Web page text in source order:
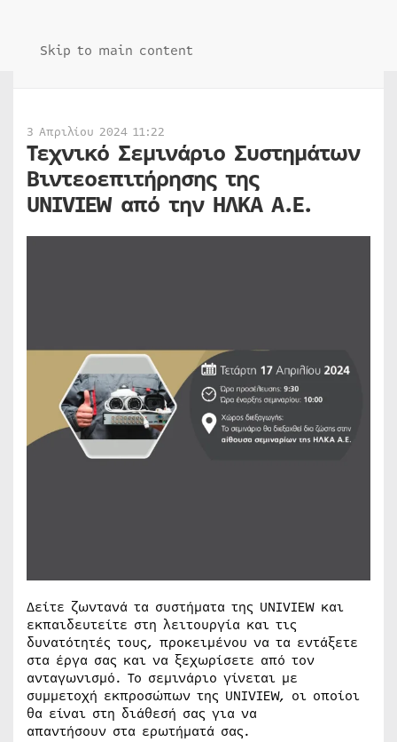
Skip to main content
3 Απριλίου 2024 11:22
Τεχνικό Σεμινάριο Συστημάτων
Βιντεοεπιτήρησης της
UNIVIEW από την ΗΛΚΑ Α.Ε.
Δείτε ζωντανά τα συστήματα της UNIVIEW και
εκπαιδευτείτε στη λειτουργία και τις
δυνατότητές τους, προκειμένου να τα εντάξετε
στα έργα σας και να ξεχωρίσετε από τον
ανταγωνισμό. Το σεμινάριο γίνεται με
συμμετοχή εκπροσώπων της UNIVIEW, οι οποίοι
θα είναι στη διάθεσή σας για να
απαντήσουν στα ερωτήματά σας.